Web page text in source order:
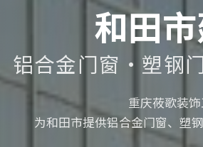
和田
铝合金门窗·塑钢
重庆莜歌装
为和田市提供铝合金门窗、塑